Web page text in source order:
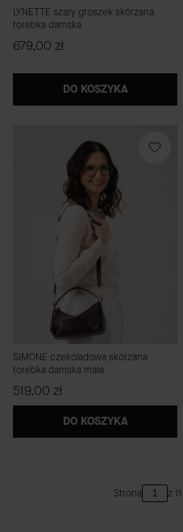
LYNETTE szary groszek skórzana
torebka damska
Cena
679,00 zł
DO KOSZYKA
SIMONE czekoladowa skórzana
torebka damska mała
Cena
519,00 zł
DO KOSZYKA
Strona z 11